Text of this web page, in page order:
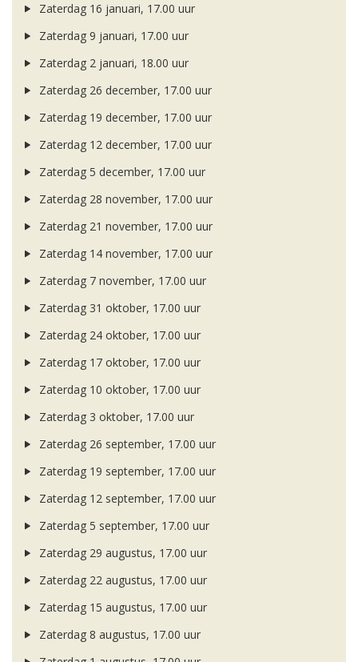
Zaterdag 16 januari, 17.00 uur
Zaterdag 9 januari, 17.00 uur
Zaterdag 2 januari, 18.00 uur
Zaterdag 26 december, 17.00 uur
Zaterdag 19 december, 17.00 uur
Zaterdag 12 december, 17.00 uur
Zaterdag 5 december, 17.00 uur
Zaterdag 28 november, 17.00 uur
Zaterdag 21 november, 17.00 uur
Zaterdag 14 november, 17.00 uur
Zaterdag 7 november, 17.00 uur
Zaterdag 31 oktober, 17.00 uur
Zaterdag 24 oktober, 17.00 uur
Zaterdag 17 oktober, 17.00 uur
Zaterdag 10 oktober, 17.00 uur
Zaterdag 3 oktober, 17.00 uur
Zaterdag 26 september, 17.00 uur
Zaterdag 19 september, 17.00 uur
Zaterdag 12 september, 17.00 uur
Zaterdag 5 september, 17.00 uur
Zaterdag 29 augustus, 17.00 uur
Zaterdag 22 augustus, 17.00 uur
Zaterdag 15 augustus, 17.00 uur
Zaterdag 8 augustus, 17.00 uur